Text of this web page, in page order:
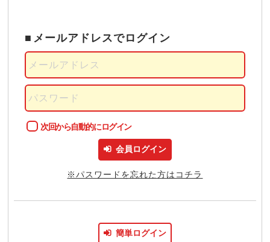
メールアドレスでログイン
次回から自動的にログイン
※パスワードを忘れた方はコチラ